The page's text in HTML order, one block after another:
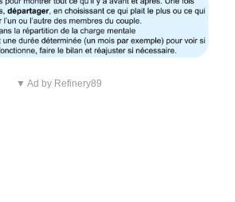
▼ Ad by Refinery89